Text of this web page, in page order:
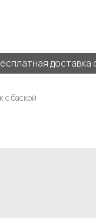
доставка
с баской